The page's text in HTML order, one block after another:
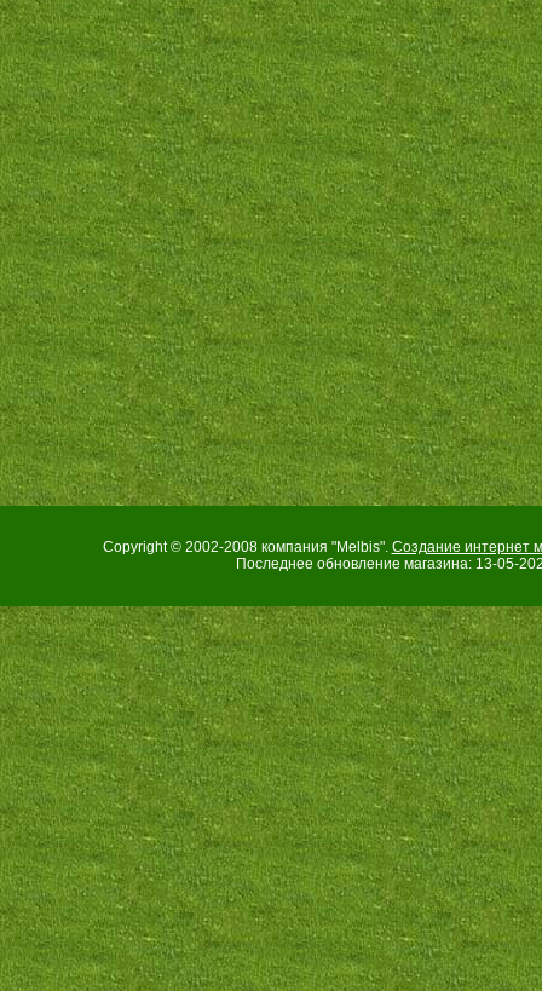
Copyright © 2002-2008 компания "Melbis". Создание интернет
Последнее обновление магазина: 13-05-